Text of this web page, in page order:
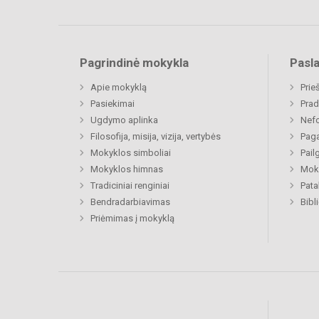
Pagrindinė mokykla
Apie mokyklą
Pasiekimai
Ugdymo aplinka
Filosofija, misija, vizija, vertybės
Mokyklos simboliai
Mokyklos himnas
Tradiciniai renginiai
Bendradarbiavimas
Priėmimas į mokyklą